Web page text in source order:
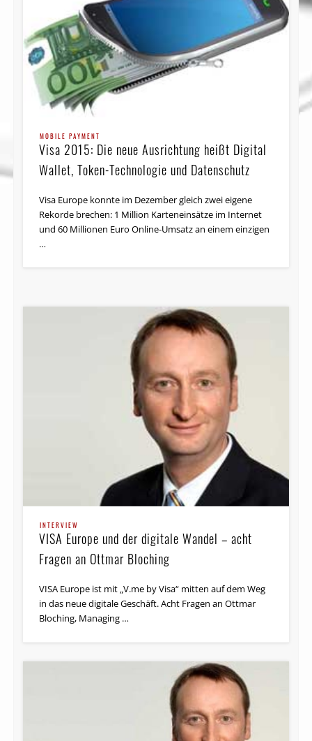
MOBILE PAYMENT
Visa 2015: Die neue Ausrichtung heißt Digital
Wallet, Token-Technologie und Datenschutz
Visa Europe konnte im Dezember gleich zwei eigene
Rekorde brechen: 1 Million Karteneinsätze im Internet
und 60 Millionen Euro Online-Umsatz an einem einzigen
…
INTERVIEW
VISA Europe und der digitale Wandel – acht
Fragen an Ottmar Bloching
VISA Europe ist mit „V.me by Visa“ mitten auf dem Weg
in das neue digitale Geschäft. Acht Fragen an Ottmar
Bloching, Mana­ging …